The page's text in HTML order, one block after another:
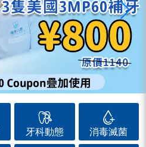
牙科動態 消毒滅菌